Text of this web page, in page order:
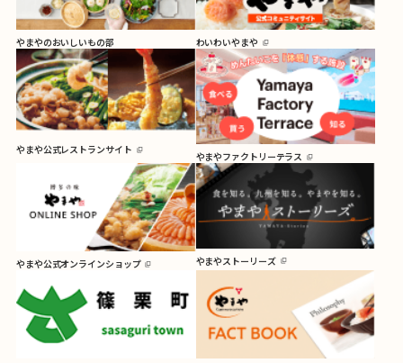
やまやのおいしいもの部 わいわいやまや
やまや公式レストランサイト
やまやファクトリーテラス
やまや公式オンラインショップ やまやストーリーズ